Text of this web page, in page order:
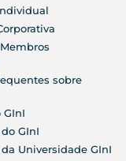
sobre
GInI
GInI
Universidade GInI